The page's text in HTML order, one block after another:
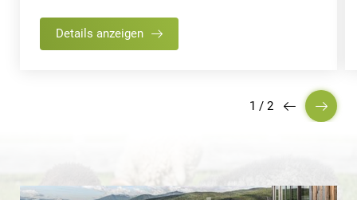
Details anzeigen
1 / 2